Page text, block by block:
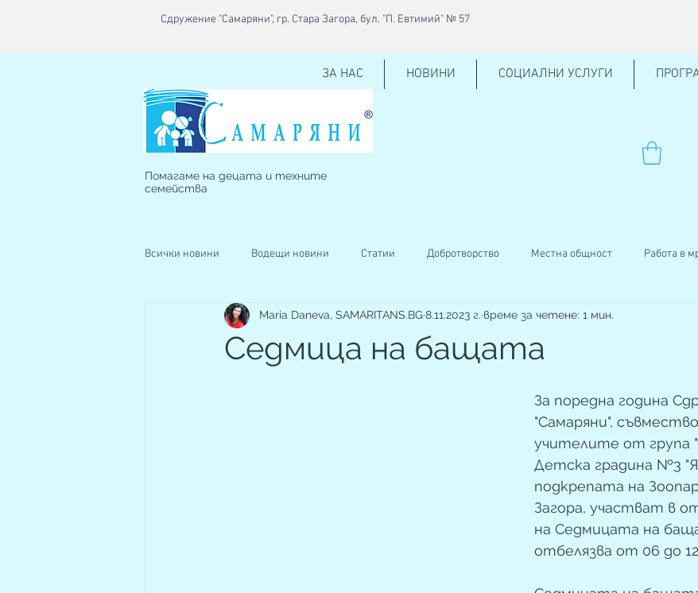
Сдружение "Самаряни", гр. Стара Загора, бул. "П. Евтимий" № 57
ЗА НАС НОВИНИ СОЦИАЛНИ УСЛУГИ
Помагаме на децата и техните
семейства
Всички новини Водещи новини Статии Добротворство Местна общност Работа в
Наблюдавано жилище Кризисен център КСО Внучено на баба Кръводаряване
Седмица на бащата
Maria Daneva, SAMARITANS.BG8.11.2023 г. време за четене: 1 мин.
За поредна година
"Самаряни",
учителите от група
Детска градина №3
подкрепата на
Загора, участват в
на Седмицата на
отбелязва от 06 до